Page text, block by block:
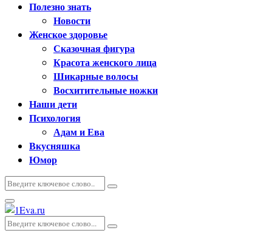
Полезно знать
Новости
Женское здоровье
Сказочная фигура
Красота женского лица
Шикарные волосы
Восхитительные ножки
Наши дети
Психология
Адам и Ева
Вкусняшка
Юмор
Искать:
Поиск
Основное
меню
Искать:
Поиск